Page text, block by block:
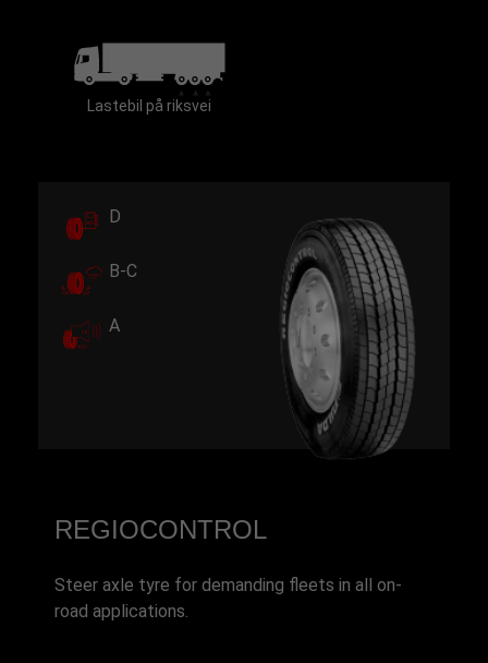
Lastebil på riksvei
D
B-C
A
REGIOCONTROL
Steer axle tyre for demanding fleets in all on-
road applications.